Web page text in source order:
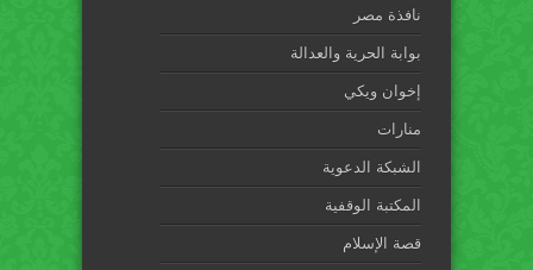
نافذة مصر
بوابة الحرية والعدالة
إخوان ويكي
منارات
الشبكة الدعوية
المكتبة الوقفية
قصة الإسلام